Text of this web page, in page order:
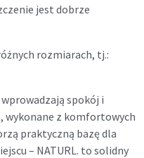
jest dobrze
rozmiarach, tj.:
spokój i
wykonane z komfortowych
praktyczną bazę dla
– NATURL. to solidny